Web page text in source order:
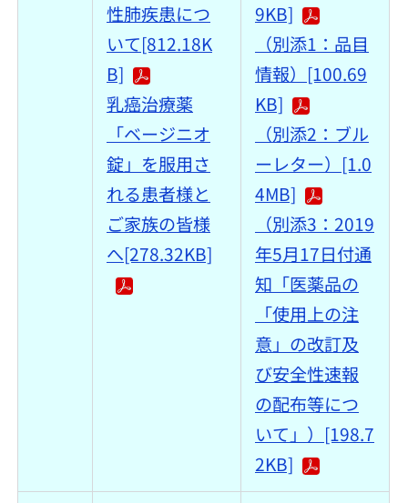
性肺疾患につ
いて[812.18K
B]
乳癌治療薬
「ベージニオ
錠」を服用さ
れる患者様と
ご家族の皆様
へ[278.32KB]
9KB]
（別添1：品目
情報）[100.69
KB]
（別添2：ブル
ーレター）[1.0
4MB]
（別添3：2019
年5月17日付通
知「医薬品の
「使用上の注
意」の改訂及
び安全性速報
の配布等につ
いて」）[198.7
2KB]